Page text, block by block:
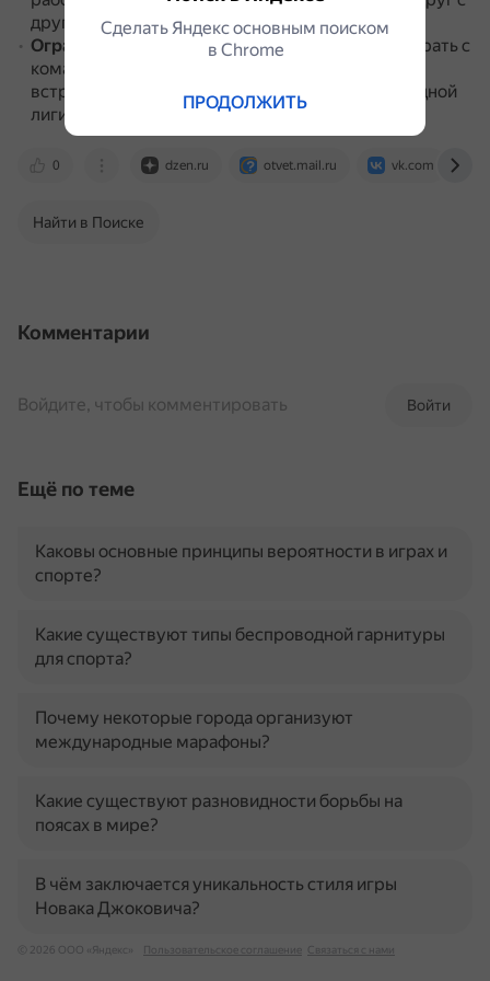
другом до поздних стадий.
Ограничения по встречам.Клуб не сможет сыграть с
командами из своей же страны и не сможет
встретиться более чем с двумя командами из одной
лиги.
0 dzen.ru otvet.mail.ru vk.com
Найти в Поиске
Комментарии
Войти
Войдите, чтобы комментировать
Ещё по теме
Каковы основные принципы вероятности в играх и
спорте?
Какие существуют типы беспроводной гарнитуры
для спорта?
Почему некоторые города организуют
международные марафоны?
Какие существуют разновидности борьбы на
поясах в мире?
В чём заключается уникальность стиля игры
Новака Джоковича?
© 2026 ООО «Яндекс» Пользовательское соглашение Связаться с нами
Сделать Яндекс основным поиском
в Сhrome
ПРОДОЛЖИТЬ